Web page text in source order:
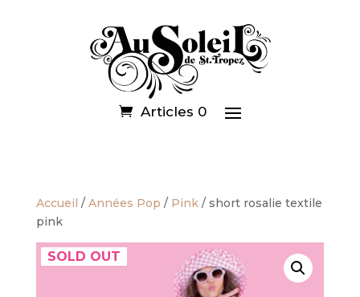
Articles 0
Accueil / Années Pop / Pink/ short rosalie textile
pink
SOLD OUT